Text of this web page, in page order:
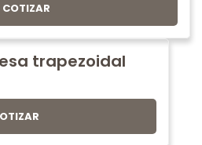
COTIZAR
trapezoidal